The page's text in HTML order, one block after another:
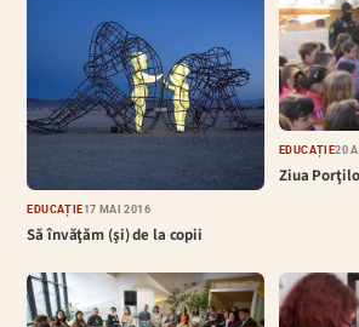
EDUCAȚIE17 MAI 2016
Să învăţăm (şi) de la copii
EDUCAȚIE20
Ziua